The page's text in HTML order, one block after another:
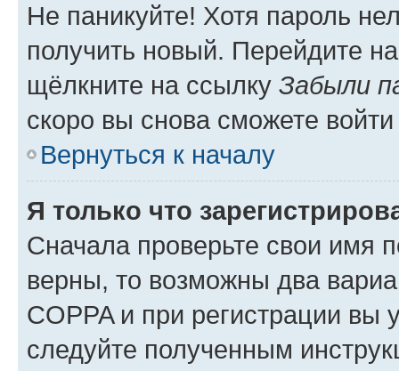
Не паникуйте! Хотя пароль
получить новый. Перейдите
щёлкните на ссылку Забыли
скоро вы снова сможете
Вернуться к началу
Я только что
Сначала проверьте свои имя
верны, то возможны два
COPPA и при регистрации вы
следуйте полученным